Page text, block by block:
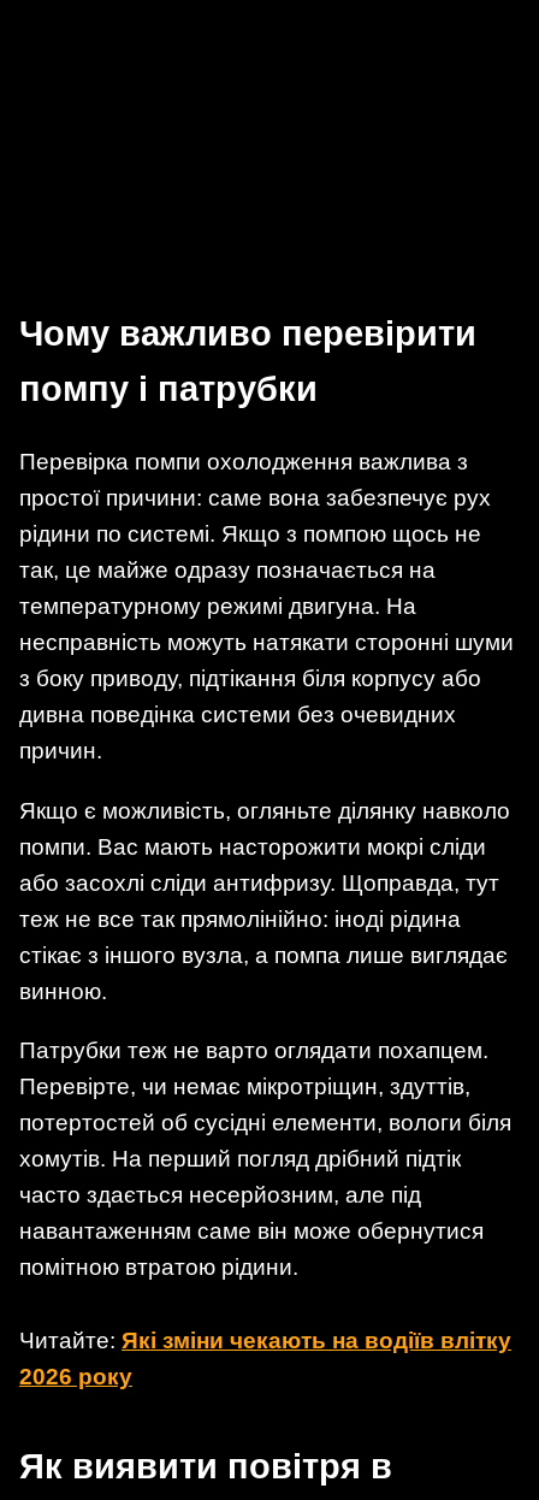
Чому важливо перевірити
помпу і патрубки
Перевірка помпи охолодження важлива з
простої причини: саме вона забезпечує рух
рідини по системі. Якщо з помпою щось не
так, це майже одразу позначається на
температурному режимі двигуна. На
несправність можуть натякати сторонні шуми
з боку приводу, підтікання біля корпусу або
дивна поведінка системи без очевидних
причин.
Якщо є можливість, огляньте ділянку навколо
помпи. Вас мають насторожити мокрі сліди
або засохлі сліди антифризу. Щоправда, тут
теж не все так прямолінійно: іноді рідина
стікає з іншого вузла, а помпа лише виглядає
винною.
Патрубки теж не варто оглядати похапцем.
Перевірте, чи немає мікротріщин, здуттів,
потертостей об сусідні елементи, вологи біля
хомутів. На перший погляд дрібний підтік
часто здається несерйозним, але під
навантаженням саме він може обернутися
помітною втратою рідини.
Читайте: Які зміни чекають на водіїв влітку
2026 року
Як виявити повітря в